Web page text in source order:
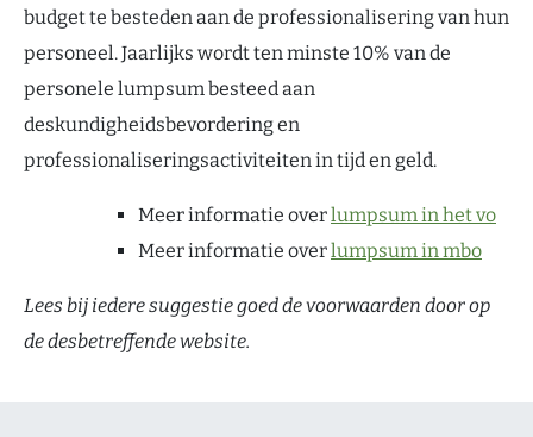
budget te besteden aan de professionalisering van hun
personeel. Jaarlijks wordt ten minste 10% van de
personele lumpsum besteed aan
deskundigheidsbevordering en
professionaliseringsactiviteiten in tijd en geld.
Meer informatie overlumpsum in het vo
Meer informatie overlumpsum in mbo
Lees bij iedere suggestie goed de voorwaarden door op
de desbetreffende website.